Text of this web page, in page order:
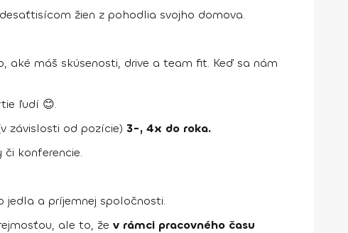
žien z pohodlia svojho domova.
máš skúsenosti, drive a team fit. Keď sa nám
ľudí 😊.
závislosti od pozície) 3-, 4x do roka.
konferencie.
jedla a príjemnej spoločnosti.
ale to, že v rámci pracovného času